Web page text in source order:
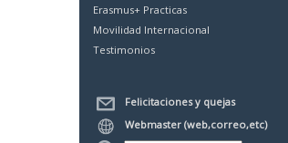
Erasmus+ Practicas
Movilidad Internacional
Testimonios
Felicitaciones y quejas
Webmaster (web,correo,etc)